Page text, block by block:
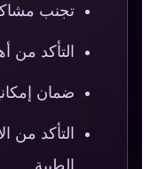
تجنب
التأكد من
ضمان
التأكد من
الطبية.